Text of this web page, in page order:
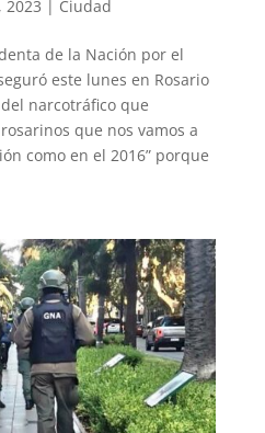
2023 | Ciudad
de la Nación por el
este lunes en Rosario
narcotráfico que
que nos vamos a
como en el 2016” porque